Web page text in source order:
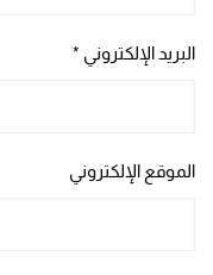
البريد الإلكتروني *
الموقع الإلكتروني